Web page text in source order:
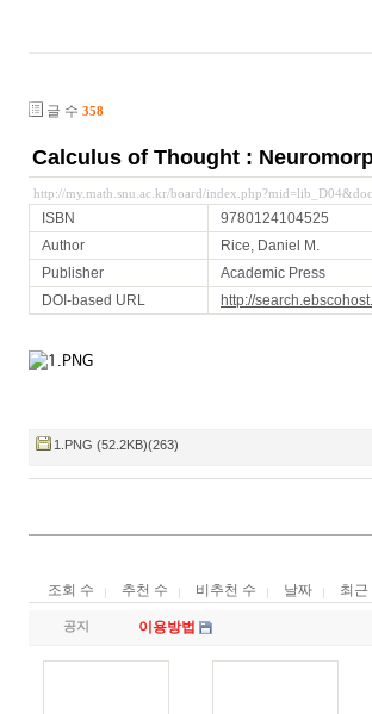
글 수 358
Calculus of Thought :
http://my.math.snu.ac.kr/board/
ISBN
9780124104525
Author
Rice, Daniel M.
Publisher
Academic Press
DOI-based URL
http://
1.PNG (52.2KB)(263)
조회 수 추천 수 비추천 수 날짜 최근
공지 이용방법